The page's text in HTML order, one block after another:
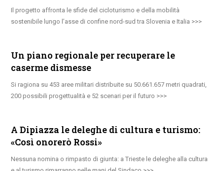
Il progetto affronta le sfide del cicloturismo e della mobilità
sostenibile lungo l’asse di confine nord-sud tra Slovenia e Italia
Un piano regionale per recuperare le
caserme dismesse
Si ragiona su 453 aree militari distribuite su 50.661.657 metri quadrati,
200 possibili progettualità e 52 scenari per il futuro
A Dipiazza le deleghe di cultura e turismo:
«Così onorerò Rossi»
Nessuna nomina o rimpasto di giunta: a Trieste le deleghe alla cultura